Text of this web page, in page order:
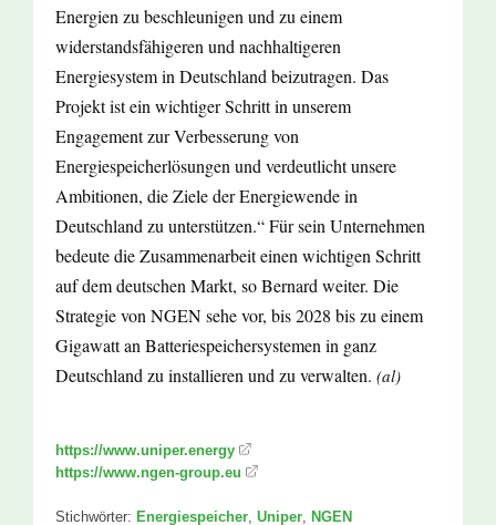
Energien zu beschleunigen und zu einem
widerstandsfähigeren und nachhaltigeren
Energiesystem in Deutschland beizutragen. Das
Projekt ist ein wichtiger Schritt in unserem
Engagement zur Verbesserung von
Energiespeicherlösungen und verdeutlicht unsere
Ambitionen, die Ziele der Energiewende in
Deutschland zu unterstützen.“ Für sein Unternehmen
bedeute die Zusammenarbeit einen wichtigen Schritt
auf dem deutschen Markt, so Bernard weiter. Die
Strategie von NGEN sehe vor, bis 2028 bis zu einem
Gigawatt an Batteriespeichersystemen in ganz
Deutschland zu installieren und zu verwalten. (al)
https://www.uniper.energy
https://www.ngen-group.eu
Stichwörter: Energiespeicher, Uniper, NGEN